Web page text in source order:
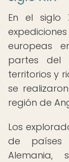
En el siglo
europeas
partes del
territorios y
se
región de
Los
de países